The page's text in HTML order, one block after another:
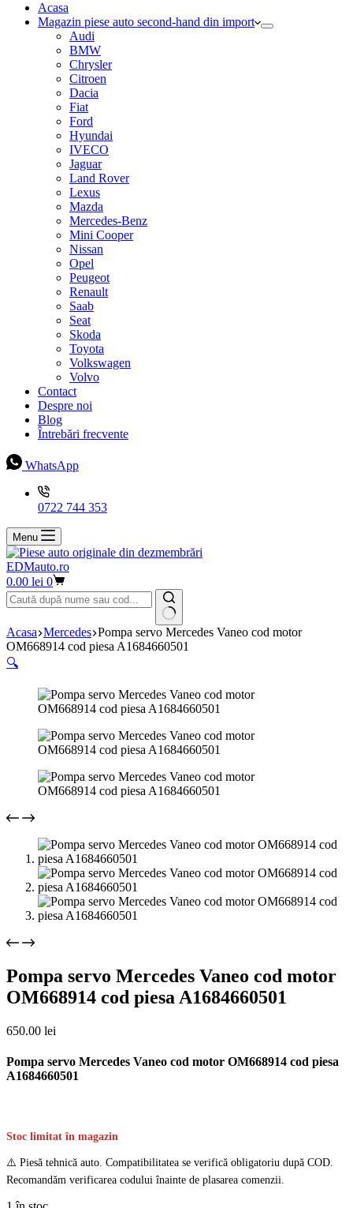
cumpărături
Acasa
Magazin piese auto second-hand din import
Audi
BMW
Chrysler
Citroen
Dacia
Fiat
Ford
Hyundai
IVECO
Jaguar
Land Rover
Lexus
Mazda
Mercedes-Benz
Mini Cooper
Nissan
Opel
Peugeot
Renault
Saab
Seat
Skoda
Toyota
Volkswagen
Volvo
Contact
Despre noi
Blog
Întrebări frecvente
WhatsApp
0722 744 353
Menu
EDMauto.ro
Coș
de
cumpărături
0.00 lei 0
Niciun
rezultat
Acasa Mercedes Pompa servo Mercedes Vaneo cod motor
OM668914 cod piesa A1684660501
🔍
Pompa servo Mercedes Vaneo cod motor
OM668914 cod piesa A1684660501
650.00 lei
Pompa servo Mercedes Vaneo cod motor OM668914 cod piesa
A1684660501
Stoc limitat în magazin
⚠️ Piesă tehnică auto. Compatibilitatea se verifică obligatoriu după COD.
Recomandăm verificarea codului înainte de plasarea comenzii.